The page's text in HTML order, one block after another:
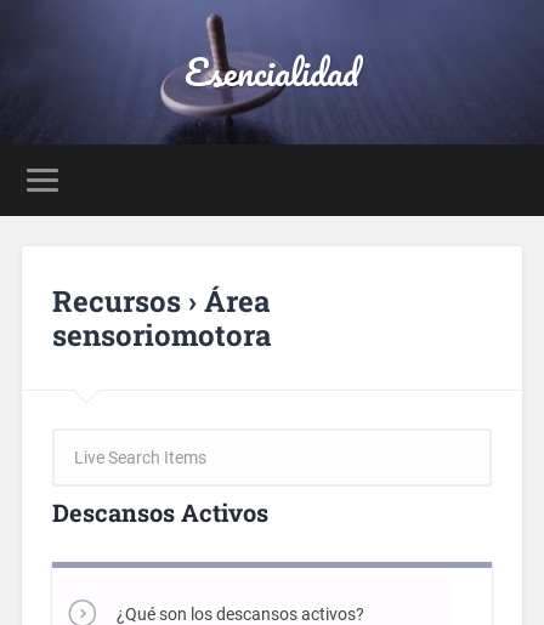
Esencialidad
Recursos › Área
sensoriomotora
Descansos Activos
¿Qué son los descansos activos?